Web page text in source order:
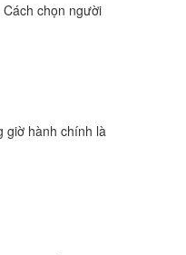
chọn người
giờ hành chính là